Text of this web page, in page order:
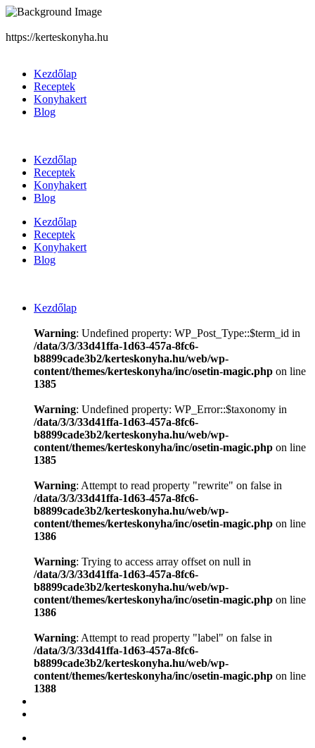
https://kerteskonyha.hu
Kezdőlap
Receptek
Konyhakert
Blog
Kezdőlap
Receptek
Konyhakert
Blog
Kezdőlap
Receptek
Konyhakert
Blog
Kezdőlap
Warning: Undefined property: WP_Post_Type::$term_id in
/data/3/3/33d41ffa-1d63-457a-8fc6-
b8899cade3b2/kerteskonyha.hu/web/wp-
content/themes/kerteskonyha/inc/osetin-magic.php on line
1385
Warning: Undefined property: WP_Error::$taxonomy in
/data/3/3/33d41ffa-1d63-457a-8fc6-
b8899cade3b2/kerteskonyha.hu/web/wp-
content/themes/kerteskonyha/inc/osetin-magic.php on line
1385
Warning: Attempt to read property "rewrite" on false in
/data/3/3/33d41ffa-1d63-457a-8fc6-
b8899cade3b2/kerteskonyha.hu/web/wp-
content/themes/kerteskonyha/inc/osetin-magic.php on line
1386
Warning: Trying to access array offset on null in
/data/3/3/33d41ffa-1d63-457a-8fc6-
b8899cade3b2/kerteskonyha.hu/web/wp-
content/themes/kerteskonyha/inc/osetin-magic.php on line
1386
Warning: Attempt to read property "label" on false in
/data/3/3/33d41ffa-1d63-457a-8fc6-
b8899cade3b2/kerteskonyha.hu/web/wp-
content/themes/kerteskonyha/inc/osetin-magic.php on line
1388